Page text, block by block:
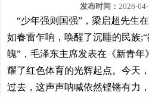
发布时间： 2026-
“少年强则国强”，梁启超先生
如春雷乍响，唤醒了沉睡的民族
魄”，毛泽东主席发表在《新青
耀了红色体育的光辉起点。今天
过去，这声声呐喊依然铿锵有